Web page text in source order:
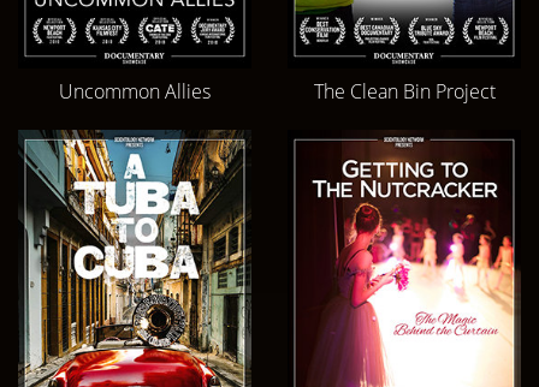
Uncommon Allies The Clean Bin Project